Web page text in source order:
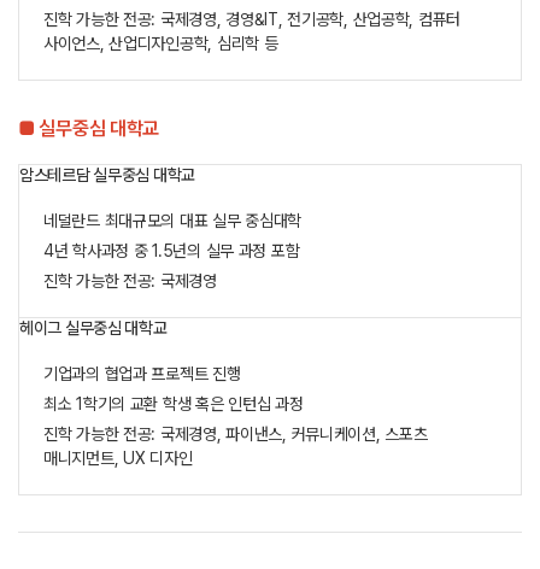
진학 가능한 전공: 국제경영, 경영&IT, 전기공학, 산업공학, 컴퓨터
사이언스, 산업디자인공학, 심리학 등
■ 실무중심 대학교
암스테르담 실무중심 대학교
네덜란드 최대규모의 대표 실무 중심대학
4년 학사과정 중 1.5년의 실무 과정 포함
진학 가능한 전공: 국제경영
헤이그 실무중심 대학교
기업과의 협업과 프로젝트 진행
최소 1학기의 교환 학생 혹은 인턴십 과정
진학 가능한 전공: 국제경영, 파이낸스, 커뮤니케이션, 스포츠
매니지먼트, UX 디자인